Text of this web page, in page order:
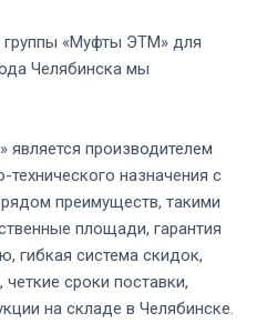
группы «Муфты ЭТМ» для
Челябинска мы
» является производителем
назначения с
преимуществ, такими
площади, гарантия
гибкая система скидок,
сроки поставки,
на складе в Челябинске.